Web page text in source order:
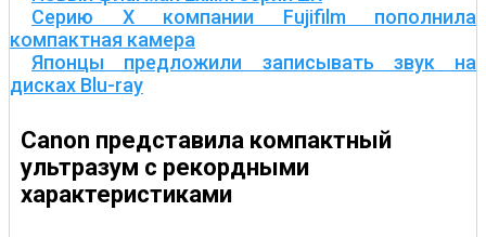
Серию Х компании Fujifilm пополнила
компактная камера
Японцы предложили записывать звук на
дисках Blu-ray
Canon представила компактный
ультразум с рекордными
характеристиками